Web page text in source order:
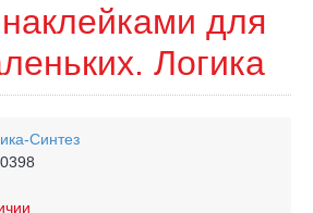
для
Логика
Синтез